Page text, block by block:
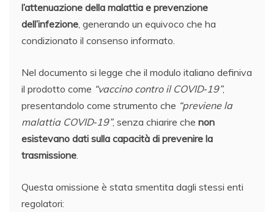
l’attenuazione della malattia e prevenzione
dell’infezione , generando un equivoco che ha
condizionato il consenso informato.
Nel documento si legge che il modulo italiano definiva
il prodotto come “vaccino contro il COVID‑19”,
presentandolo come strumento che “previene la
malattia COVID‑19”, senza chiarire che non
esistevano dati sulla capacità di prevenire la
trasmissione
Questa omissione è stata smentita dagli stessi enti
regolatori: